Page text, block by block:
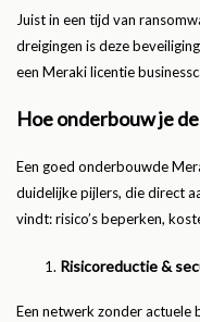
Juist in een tijd van
dreigingen is deze
een Meraki licentie
Hoe onderbouw je
Een goed onderbouwde
duidelijke pijlers, die direct
vindt: risico’s beperken,
Risicoreductie &
Een netwerk zonder actuele